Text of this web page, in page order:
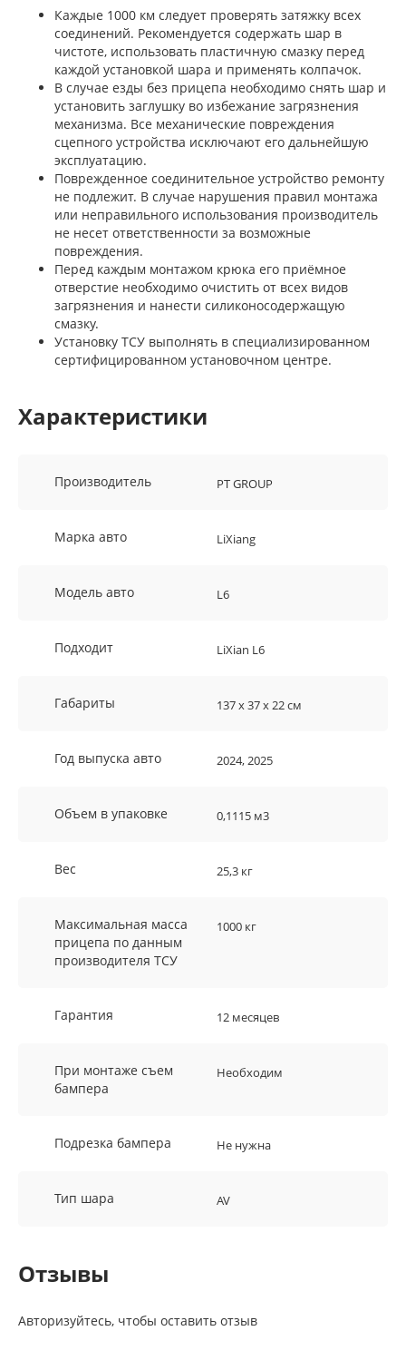
Каждые 1000 км следует проверять затяжку всех
соединений. Рекомендуется содержать шар в
чистоте, использовать пластичную смазку перед
каждой установкой шара и применять колпачок.
В случае езды без прицепа необходимо снять шар и
установить заглушку во избежание загрязнения
механизма. Все механические повреждения
сцепного устройства исключают его дальнейшую
эксплуатацию.
Поврежденное соединительное устройство ремонту
не подлежит. В случае нарушения правил монтажа
или неправильного использования производитель
не несет ответственности за возможные
повреждения.
Перед каждым монтажом крюка его приёмное
отверстие необходимо очистить от всех видов
загрязнения и нанести силиконосодержащую
смазку.
Установку ТСУ выполнять в специализированном
сертифицированном установочном центре.
Характеристики
Производитель PT GROUP
Марка авто LiXiang
Модель авто L6
Подходит LiXian L6
Габариты 137 х 37 х 22 см
Год выпуска авто 2024, 2025
Объем в упаковке 0,1115 м3
Вес 25,3 кг
Максимальная масса
прицепа по данным
производителя ТСУ
1000 кг
Гарантия 12 месяцев
При монтаже съем
бампера
Необходим
Подрезка бампера Не нужна
Тип шара AV
Отзывы
Авторизуйтесь, чтобы оставить отзыв